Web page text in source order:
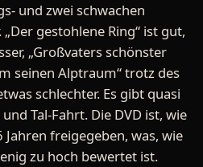
und zwei schwachen
gestohlene Ring“ ist gut,
„Großvaters schönster
seinen Alptraum“ trotz des
schlechter. Es gibt quasi
Tal-Fahrt. Die DVD ist, wie
Jahren freigegeben, was, wie
zu hoch bewertet ist.